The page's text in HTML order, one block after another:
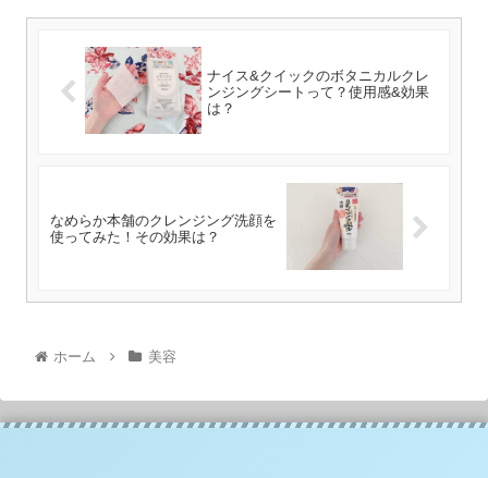
ナイス&クイックのボタニカルクレ
ンジングシートって？使用感&効果
は？
なめらか本舗のクレンジング洗顔を
使ってみた！その効果は？
ホーム 美容